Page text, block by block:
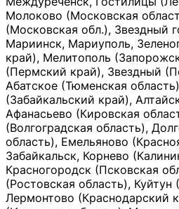
Молоково (Московская
(Московская обл.), Звездный
Мариинск, Мариуполь,
край), Мелитополь
(Пермский край), Звездный
Абатское (Тюменская
(Забайкальский край),
Афанасьево (Кировская
(Волгоградская область),
область), Емельяново
Забайкальск, Корнево
Красногородск (Псковская
(Ростовская область), Куйтун
Лермонтово (Краснодарский